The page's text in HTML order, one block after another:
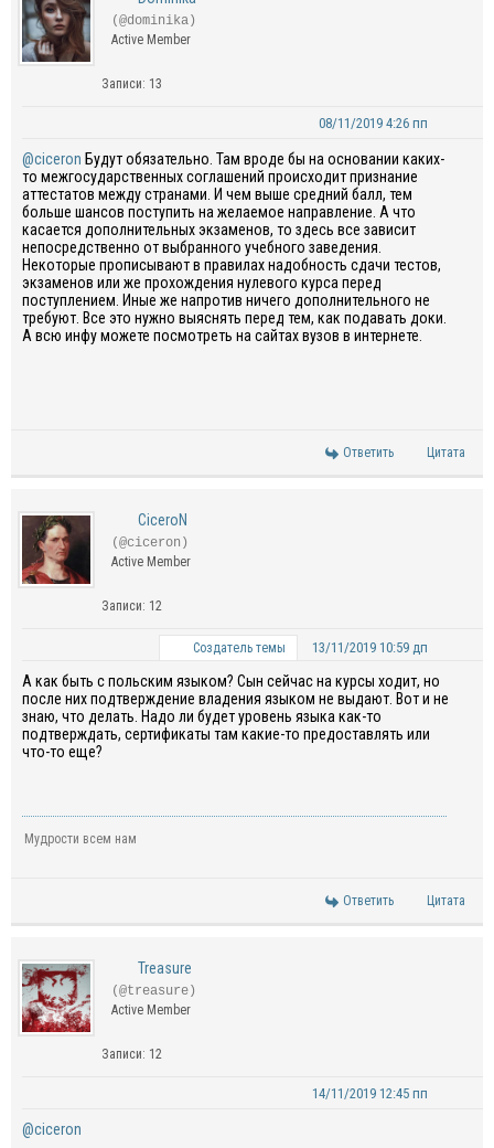
(@dominika)
Active Member
Записи: 13
08/11/2019 4:26 пп
@ciceron Будут обязательно. Там вроде бы на основании каких-
то межгосударственных соглашений происходит признание
аттестатов между странами. И чем выше средний балл, тем
больше шансов поступить на желаемое направление. А что
касается дополнительных экзаменов, то здесь все зависит
непосредственно от выбранного учебного заведения.
Некоторые прописывают в правилах надобность сдачи тестов,
экзаменов или же прохождения нулевого курса перед
поступлением. Иные же напротив ничего дополнительного не
требуют. Все это нужно выяснять перед тем, как подавать доки.
А всю инфу можете посмотреть на сайтах вузов в интернете.
Ответить Цитата
CiceroN
(@ciceron)
Active Member
Записи: 12
Создатель темы 13/11/2019 10:59 дп
А как быть с польским языком? Сын сейчас на курсы ходит, но
после них подтверждение владения языком не выдают. Вот и не
знаю, что делать. Надо ли будет уровень языка как-то
подтверждать, сертификаты там какие-то предоставлять или
что-то еще?
Мудрости всем нам
Ответить Цитата
Treasure
(@treasure)
Active Member
Записи: 12
14/11/2019 12:45 пп
@ciceron